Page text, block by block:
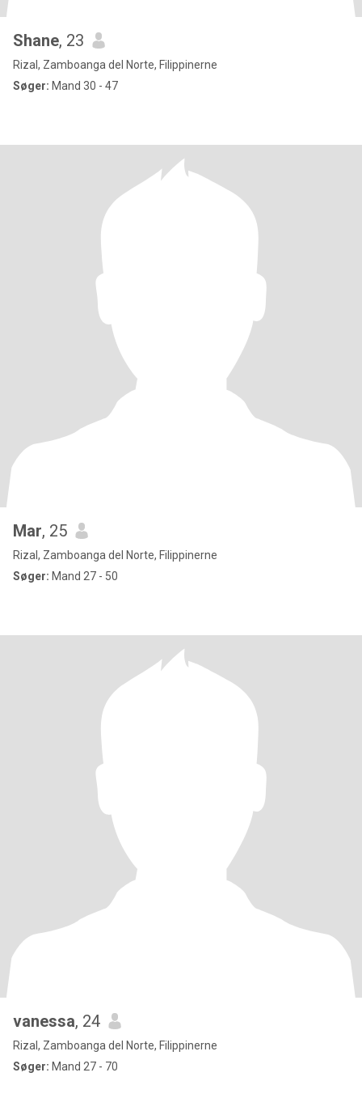
Shane, 23
Rizal, Zamboanga del Norte, Filippinerne
Søger: Mand 30 - 47
Mar, 25
Rizal, Zamboanga del Norte, Filippinerne
Søger: Mand 27 - 50
vanessa, 24
Rizal, Zamboanga del Norte, Filippinerne
Søger: Mand 27 - 70